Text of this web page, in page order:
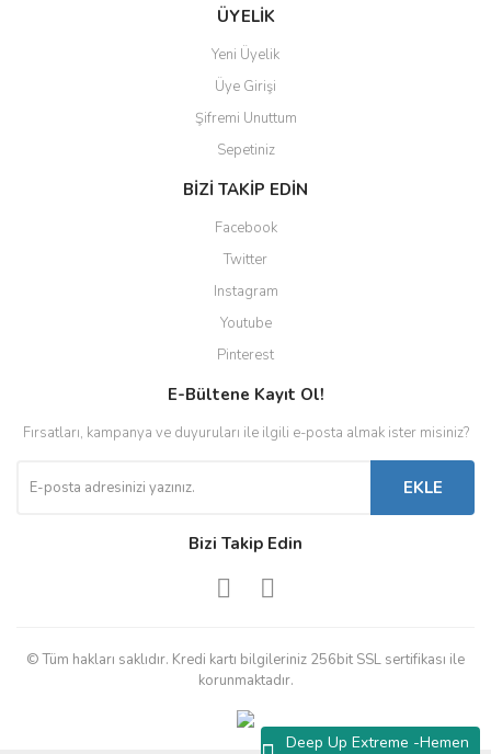
Deep Up Extreme -Hemen
ÜYELİK
Yeni Üyelik
Üye Girişi
Şifremi Unuttum
Sepetiniz
BİZİ TAKİP EDİN
Facebook
Twitter
Instagram
Youtube
Pinterest
E-Bültene Kayıt Ol!
Fırsatları, kampanya ve duyuruları ile ilgili e-posta almak ister misiniz?
EKLE
Bizi Takip Edin
© Tüm hakları saklıdır. Kredi kartı bilgileriniz 256bit SSL sertifikası ile
korunmaktadır.